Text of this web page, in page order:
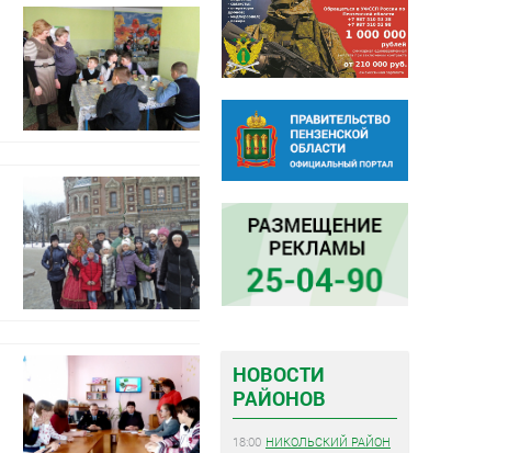
НОВОСТИ
РАЙОНОВ
18:00 НИКОЛЬСКИЙ РАЙОН